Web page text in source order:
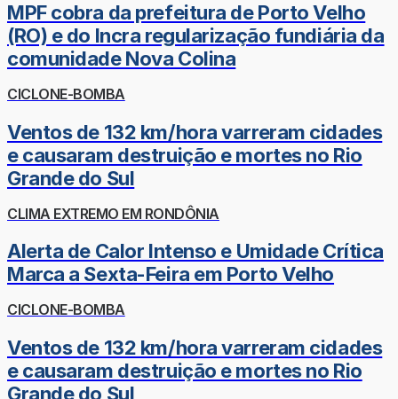
MPF cobra da prefeitura de Porto Velho
(RO) e do Incra regularização fundiária da
comunidade Nova Colina
CICLONE-BOMBA
Ventos de 132 km/hora varreram cidades
e causaram destruição e mortes no Rio
Grande do Sul
CLIMA EXTREMO EM RONDÔNIA
Alerta de Calor Intenso e Umidade Crítica
Marca a Sexta-Feira em Porto Velho
CICLONE-BOMBA
Ventos de 132 km/hora varreram cidades
e causaram destruição e mortes no Rio
Grande do Sul